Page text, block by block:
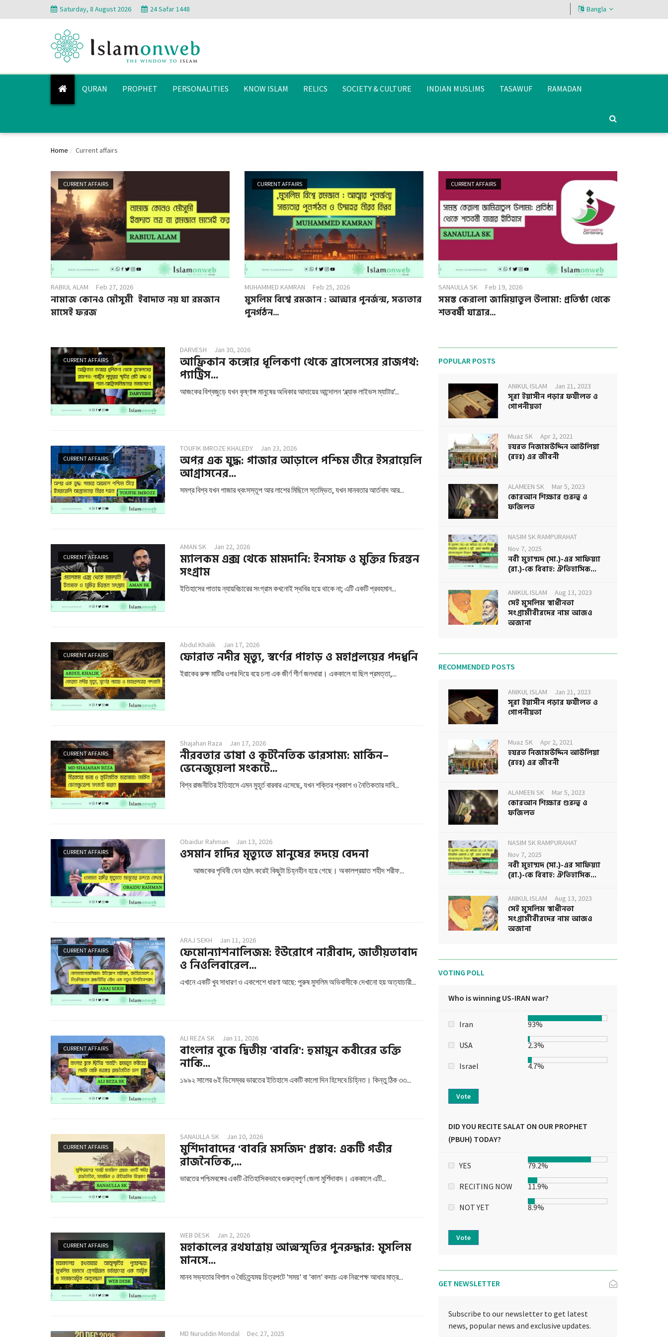
Saturday, 8 August 2026 24 Safar 1448 Bangla
QURAN PROPHET PERSONALITIES KNOW ISLAM RELICS SOCIETY & CULTURE INDIAN MUSLIMS TASAWUF RAMADAN
Home Current affairs
CURRENT AFFAIRS
RABIUL ALAM Feb 27, 2026
নামাজ কোনও মৌসুমী ইবাদাত নয় যা রমজান
মাসেই ফরজ
CURRENT AFFAIRS
MUHAMMED KAMRAN Feb 25, 2026
মুসলিম বিশ্বে রমজান : আত্মার পুনর্জন্ম, সভ্যতার
পুনর্গঠন...
CURRENT AFFAIRS
SANAULLA SK Feb 19, 2026
সমস্ত কেরালা জামিয়াতুল উলামা: প্রতিষ্ঠা থেকে
শতবর্ষী যাত্রার...
CURRENT AFFAIRS
DARVESH Jan 30, 2026
আফ্রিকান কঙ্গোর ধূলিকণা থেকে ব্রাসেলসের রাজপথ:
প্যাট্রিস...
আজকের বিশ্বজুড়ে যখন কৃষ্ণাঙ্গ মানুষের অধিকার আদায়ের আন্দোলন ‘ব্ল্যাক লাইভস ম্যাটার’...
CURRENT AFFAIRS
TOUFIK IMROZE KHALEDY Jan 23, 2026
অপর এক যুদ্ধ: গাজার আড়ালে পশ্চিম তীরে ইসরায়েলি
আগ্রাসনের...
সমগ্র বিশ্ব যখন গাজার ধ্বংসস্তূপ আর লাশের মিছিলে স্তম্ভিত, যখন মানবতার আর্তনাদ আর...
CURRENT AFFAIRS
AMAN SK Jan 22, 2026
ম্যালকম এক্স থেকে মামদানি: ইনসাফ ও মুক্তির চিরন্তন
সংগ্রাম
ইতিহাসের পাতায় ন্যায়বিচারের সংগ্রাম কখনোই স্থবির হয়ে থাকে না; এটি একটি প্রবহমান...
CURRENT AFFAIRS
Abdul Khalik Jan 17, 2026
ফোরাত নদীর মৃত্যু, স্বর্ণের পাহাড় ও মহাপ্রলয়ের পদধ্বনি
ইরাকের রুক্ষ মাটির ওপর দিয়ে বয়ে চলা এক জীর্ণ শীর্ণ জলধারা। এককালে যা ছিল প্রমত্তা,...
CURRENT AFFAIRS
Shajahan Raza Jan 17, 2026
নীরবতার ভাষা ও কূটনৈতিক ভারসাম্য: মার্কিন–
ভেনেজুয়েলা সংকটে...
বিশ্ব রাজনীতির ইতিহাসে এমন মুহূর্ত বারবার এসেছে, যখন শক্তির প্রকাশ ও নৈতিকতার দাবি...
CURRENT AFFAIRS
Obaidur Rahman Jan 13, 2026
ওসমান হাদির মৃত্যুতে মানুষের হৃদয়ে বেদনা
আজকের পৃথিবী যেন হঠাৎ করেই কিছুটা চিহ্নহীন হয়ে গেছে। অকালপ্রয়াত শহীদ শরীফ...
CURRENT AFFAIRS
ARAJ SEKH Jan 11, 2026
ফেমোন্যাশনালিজম: ইউরোপে নারীবাদ, জাতীয়তাবাদ
ও নিওলিবারেল...
এখানে একটি খুব সাধারণ ও একপেশে ধারণা আছে: পুরুষ মুসলিম অভিবাসীকে দেখানো হয় অত্যাচারী...
CURRENT AFFAIRS
ALI REZA SK Jan 11, 2026
বাংলার বুকে দ্বিতীয় 'বাবরি': হুমায়ুন কবীরের ভক্তি
নাকি...
১৯৯২ সালের ৬ই ডিসেম্বর ভারতের ইতিহাসে একটি কালো দিন হিসেবে চিহ্নিত। কিন্তু ঠিক ৩৩...
CURRENT AFFAIRS
SANAULLA SK Jan 10, 2026
মুর্শিদাবাদের 'বাবরি মসজিদ' প্রস্তাব: একটি গভীর
রাজনৈতিক,...
ভারতের পশ্চিমবঙ্গের একটি ঐতিহাসিকভাবে গুরুত্বপূর্ণ জেলা মুর্শিদাবাদ। এককালে এটি...
CURRENT AFFAIRS
WEB DESK Jan 2, 2026
মহাকালের রথযাত্রায় আত্মস্মৃতির পুনরুদ্ধার: মুসলিম
মানসে...
মানব সভ্যতার বিশাল ও বৈচিত্র্যময় চিত্রপটে 'সময়' বা 'কাল' কদাচ এক নিরপেক্ষ আধার মাত্র...
MD Nuruddin Mondal Dec 27, 2025
POPULAR POSTS
ANIKUL ISLAM Jan 21, 2023
সূরা ইয়াসীন পড়ার ফযীলত ও
গোপনীয়তা
Muaz SK Apr 2, 2021
হযরত নিজামউদ্দিন আউলিয়া
(রহঃ) এর জীবনী
ALAMEEN SK Mar 5, 2023
কোরআন শিক্ষার গুরুত্ব ও
ফজিলত
NASIM SK RAMPURAHAT
Nov 7, 2025
নবী মুহাম্মদ (সা.)-এর সাফিয়্যা
(রা.)-কে বিবাহ: ঐতিহাসিক...
ANIKUL ISLAM Aug 13, 2023
সেই মুসলিম স্বাধীনতা
সংগ্রামীবীরদের নাম আজও
অজানা
RECOMMENDED POSTS
ANIKUL ISLAM Jan 21, 2023
সূরা ইয়াসীন পড়ার ফযীলত ও
গোপনীয়তা
Muaz SK Apr 2, 2021
হযরত নিজামউদ্দিন আউলিয়া
(রহঃ) এর জীবনী
ALAMEEN SK Mar 5, 2023
কোরআন শিক্ষার গুরুত্ব ও
ফজিলত
NASIM SK RAMPURAHAT
Nov 7, 2025
নবী মুহাম্মদ (সা.)-এর সাফিয়্যা
(রা.)-কে বিবাহ: ঐতিহাসিক...
ANIKUL ISLAM Aug 13, 2023
সেই মুসলিম স্বাধীনতা
সংগ্রামীবীরদের নাম আজও
অজানা
VOTING POLL
Who is winning US-IRAN war?
Iran 93%
USA 2.3%
Israel 4.7%
Vote
DID YOU RECITE SALAT ON OUR PROPHET
(PBUH) TODAY?
YES 79.2%
RECITING NOW 11.9%
NOT YET 8.9%
Vote
GET NEWSLETTER
Subscribe to our newsletter to get latest
news, popular news and exclusive updates.